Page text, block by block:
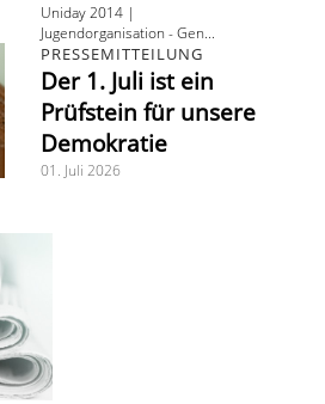
Uniday 2014 |
Jugendorganisation - Gen...
PRESSEMITTEILUNG
Der 1. Juli ist ein
Prüfstein für unsere
Demokratie
01. Juli 2026